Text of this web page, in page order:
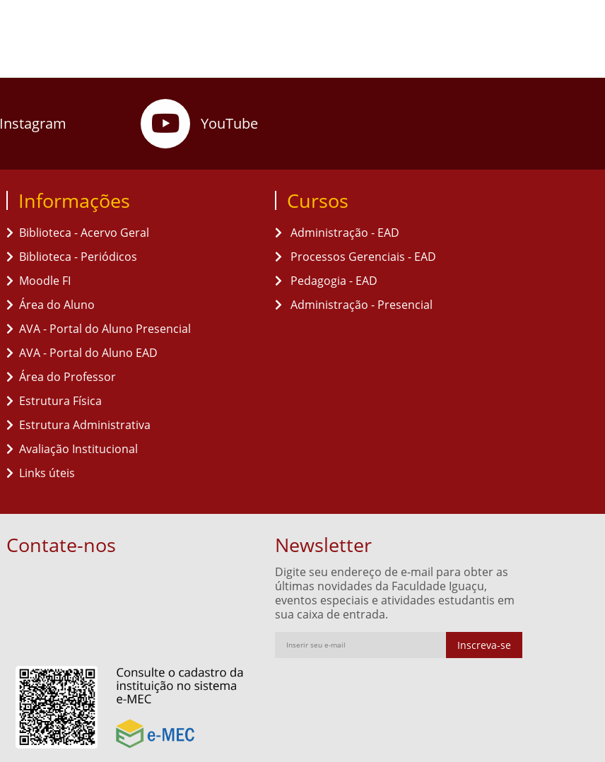
Instagram YouTube
Informações
Biblioteca - Acervo Geral
Biblioteca - Periódicos
Moodle FI
Área do Aluno
AVA - Portal do Aluno Presencial
AVA - Portal do Aluno EAD
Área do Professor
Estrutura Física
Estrutura Administrativa
Avaliação Institucional
Links úteis
Cursos
Administração - EAD
Processos Gerenciais - EAD
Pedagogia - EAD
Administração - Presencial
Contate-nos Newsletter
Digite seu endereço de e-mail para obter as
últimas novidades da Faculdade Iguaçu,
eventos especiais e atividades estudantis em
sua caixa de entrada.
Inscreva-se